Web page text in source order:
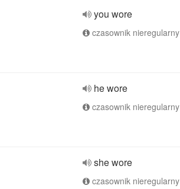
you wore
czasownik nieregularny
he wore
czasownik nieregularny
she wore
czasownik nieregularny